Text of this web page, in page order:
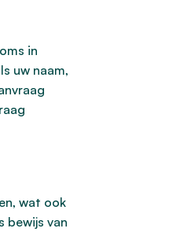
in
uw naam,
wat ook
bewijs van